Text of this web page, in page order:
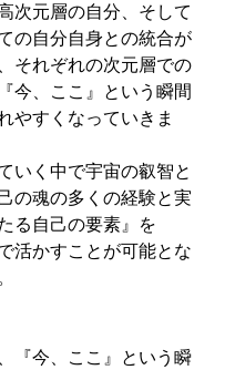
次元層の自分、そして
の自分自身との統合が
それぞれの次元層での
今、ここ』という瞬間
やすくなっていきま
いく中で宇宙の叡智と
の魂の多くの経験と実
る自己の要素』を
活かすことが可能とな
『今、ここ』という瞬